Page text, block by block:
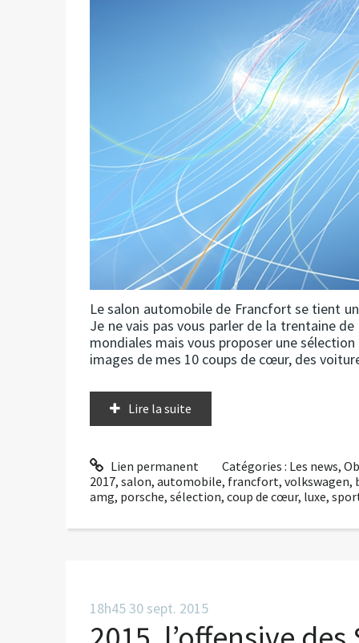
Le salon automobile de Francfort se tient
Je ne vais pas vous parler de la trentaine
mondiales mais vous proposer une
images de mes 10 coups de cœur, des
Lire la suite
Lien permanent Catégories : Les news,
2017, salon, automobile, francfort, volkswagen,
amg, porsche, sélection, coup de cœur, luxe,
18h4530 sept. 2015